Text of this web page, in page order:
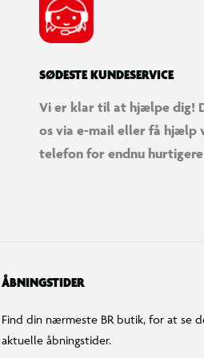
SØDESTE KUNDESERVICE
Vi er klar til at hjælpe dig!
os via e-mail eller få hjælp
telefon for endnu
ÅBNINGSTIDER
Find din nærmeste BR butik, for at se
aktuelle åbningstider.